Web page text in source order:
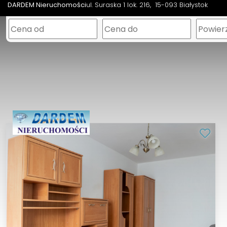
DARDEM Nieruchomościul. Suraska 1 lok. 216 15-093 Białystok